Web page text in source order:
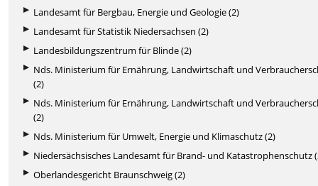
Landesamt für Bergbau, Energie und Geologie (2)
Landesamt für Statistik Niedersachsen (2)
Landesbildungszentrum für Blinde (2)
Nds. Ministerium für Ernährung, Landwirtschaft und
(2)
Nds. Ministerium für Ernährung, Landwirtschaft und
(2)
Nds. Ministerium für Umwelt, Energie und Klimaschutz (2)
Niedersächsisches Landesamt für Brand- und Katastrophenschutz
Oberlandesgericht Braunschweig (2)